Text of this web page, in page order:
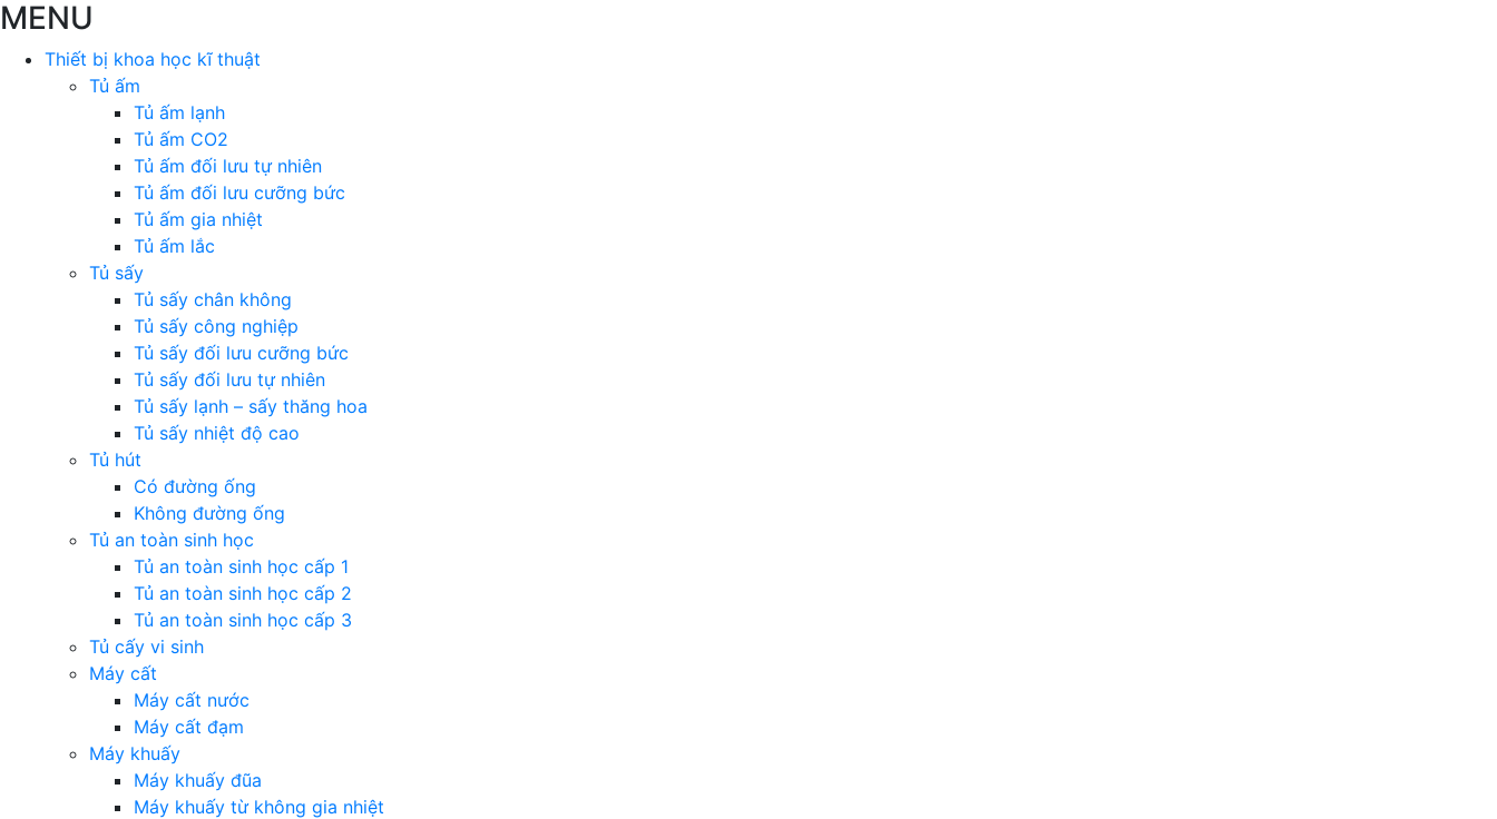
MENU
Thiết bị khoa học kĩ thuật
Tủ ấm
Tủ ấm lạnh
Tủ ấm CO2
Tủ ấm đối lưu tự nhiên
Tủ ấm đối lưu cưỡng bức
Tủ ấm gia nhiệt
Tủ ấm lắc
Tủ sấy
Tủ sấy chân không
Tủ sấy công nghiệp
Tủ sấy đối lưu cưỡng bức
Tủ sấy đối lưu tự nhiên
Tủ sấy lạnh – sấy thăng hoa
Tủ sấy nhiệt độ cao
Tủ hút
Có đường ống
Không đường ống
Tủ an toàn sinh học
Tủ an toàn sinh học cấp 1
Tủ an toàn sinh học cấp 2
Tủ an toàn sinh học cấp 3
Tủ cấy vi sinh
Máy cất
Máy cất nước
Máy cất đạm
Máy khuấy
Máy khuấy đũa
Máy khuấy từ không gia nhiệt